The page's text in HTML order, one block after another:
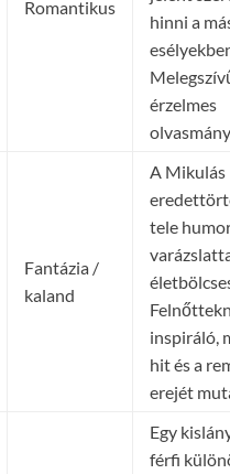
Romantikus
hinni a
érzelmes
Fantázia /
kaland
A Mikulás
tele
inspiráló,
hit és a
erejét
Egy
férfi